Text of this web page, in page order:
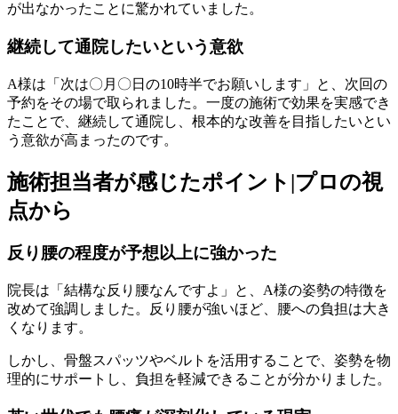
が出なかったことに驚かれていました。
継続して通院したいという意欲
A様は「次は〇月〇日の10時半でお願いします」と、次回の
予約をその場で取られました。一度の施術で効果を実感でき
たことで、継続して通院し、根本的な改善を目指したいとい
う意欲が高まったのです。
施術担当者が感じたポイント|プロの視
点から
反り腰の程度が予想以上に強かった
院長は「結構な反り腰なんですよ」と、A様の姿勢の特徴を
改めて強調しました。反り腰が強いほど、腰への負担は大き
くなります。
しかし、骨盤スパッツやベルトを活用することで、姿勢を物
理的にサポートし、負担を軽減できることが分かりました。